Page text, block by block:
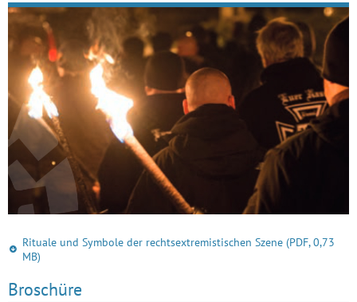
Rituale und Symbole der rechtsextremistischen Szene (PDF, 0,73
MB)
Broschüre